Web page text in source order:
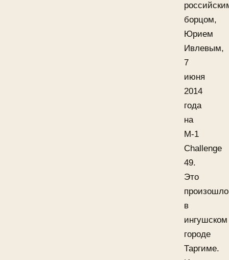
борцом,
Юрием
Ивлевым,
7
июня
2014
года
на
M-1
Challenge
49.
Это
произошло
в
ингушском
городе
Таргиме.